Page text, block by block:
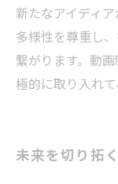
新たなアイディ
多様性を尊重し
繋がります。動
極的に取り入れて
未来を切り拓